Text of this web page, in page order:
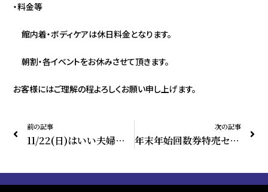
・料金等
館内着・ボディケアは休日料金となります。
朝割・各イベントをお休みさせて頂きます。
お客様にはご理解の程よろしくお願い申し上げます。
前の記事
11/22(日)はいい夫婦の日！！
次の記事
年末年始回数券特売セール開催！！